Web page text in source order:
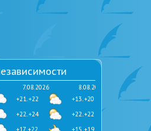
7.08.2026
+21..+22
+22..+24
+17..+22
8.08.2026
+13..+20
+22..+22
+15..+19